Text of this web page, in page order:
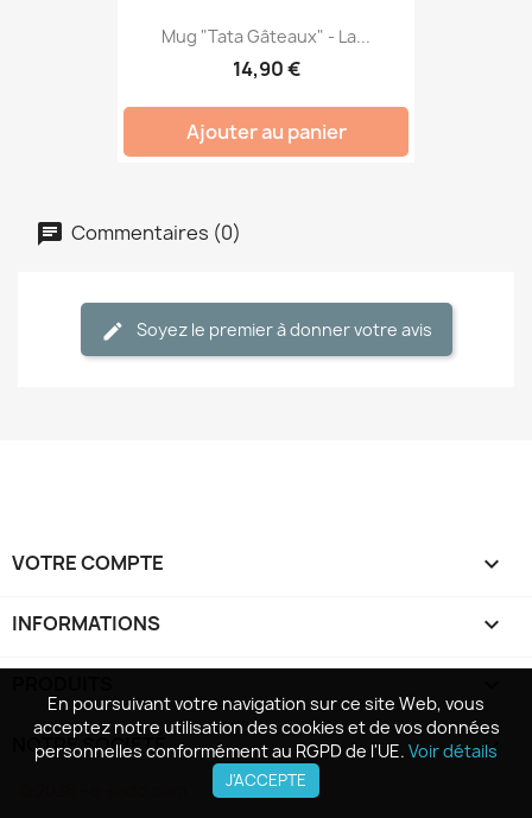
En poursuivant votre navigation sur ce site Web, vous
acceptez notre utilisation des cookies et de vos données
personnelles conformément au RGPD de l'UE. Voir détails
J'ACCEPTE
Mug "Tata Gâteaux" - La...
14,90 €
Ajouter au panier
Commentaires (0)
Soyez le premier à donner votre avis
VOTRE COMPTE 
INFORMATIONS keyboard_arrow_down
NOTRE SOCIÉTÉ 
En poursuivant votre navigation sur ce site Web, vous
acceptez notre utilisation des cookies et de vos données
personnelles conformément au RGPD de l'UE. Voir détails
J'ACCEPTE